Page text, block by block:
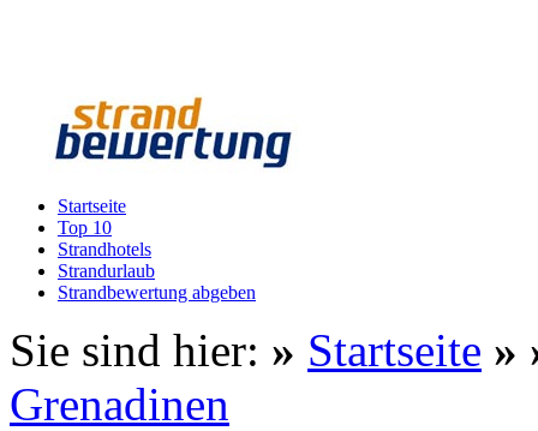
Startseite
Top 10
Strandhotels
Strandurlaub
Strandbewertung abgeben
Sie sind hier: » Startseite »
Grenadinen